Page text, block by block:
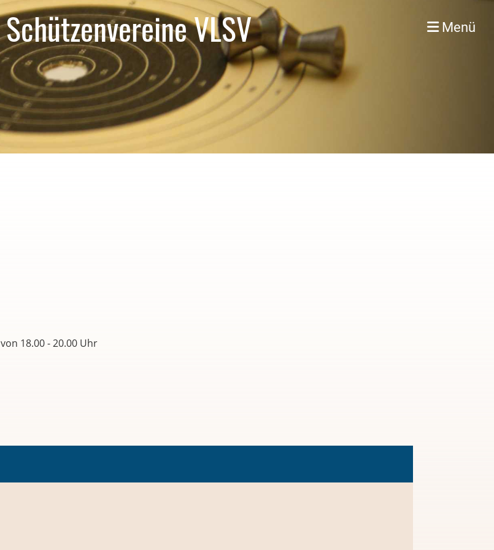
VLSV Menü
18.00 - 20.00 Uhr